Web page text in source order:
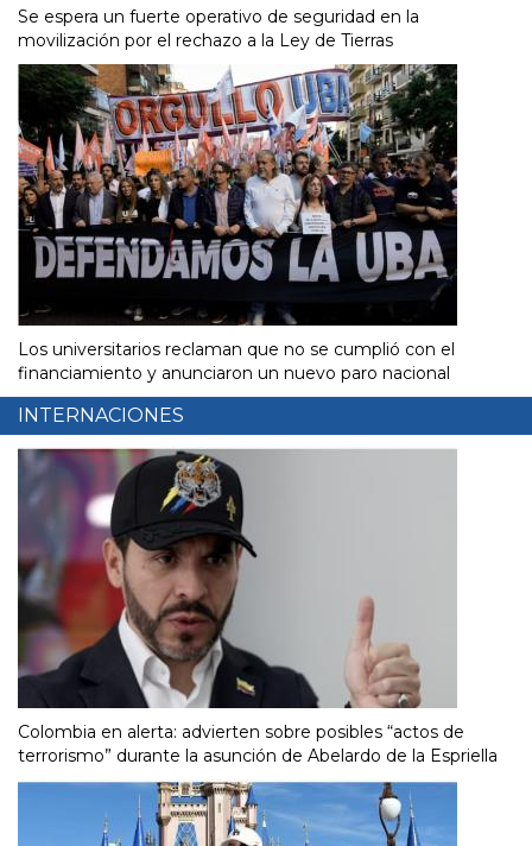
Se espera un fuerte operativo de seguridad en la
movilización por el rechazo a la Ley de Tierras
Los universitarios reclaman que no se cumplió con el
financiamiento y anunciaron un nuevo paro nacional
INTERNACIONES
Colombia en alerta: advierten sobre posibles “actos de
terrorismo” durante la asunción de Abelardo de la Espriella